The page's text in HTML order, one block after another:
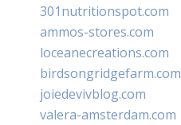
301nutritionspot.com
ammos-stores.com
loceanecreations.com
birdsongridgefarm.com
joiedevivblog.com
valera-amsterdam.com